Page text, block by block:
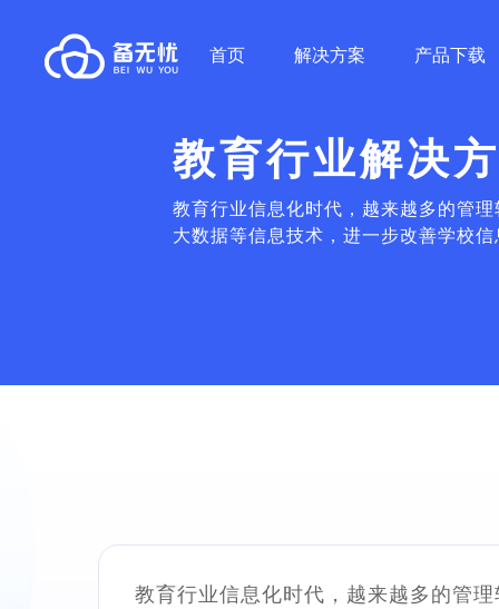
首页 解决方案 产品下载
教育行业解决
教育行业信息化时代，越来越多的管
大数据等信息技术，进一步改善学校
教育行业信息化时代，越来越多的管